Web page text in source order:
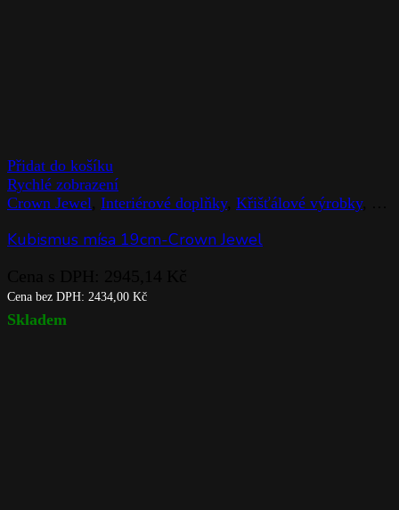
Přidat do košíku
Rychlé zobrazení
Crown Jewel Interiérové doplňky, Křišťálové výrobky,
Kubismus mísa 19cm-Crown Jewel
Cena bez DPH: 2434,00 Kč
Skladem